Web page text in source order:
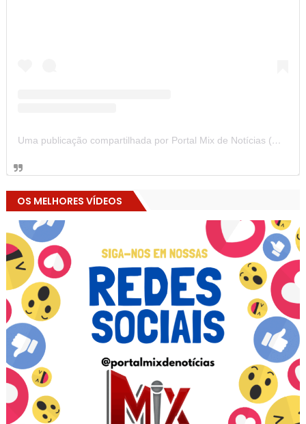
Uma publicação compartilhada por Portal Mix de Notícias (@portalmixdenoticias)
OS MELHORES VÍDEOS